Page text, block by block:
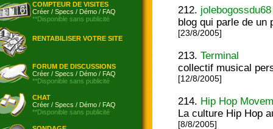
COMPTEUR DE VISITES
Créer / Specs / Démo / FAQ
**Disponible sans publicité
RENTABILISER VOTRE SITE
FORUM DE DISCUSSIONS
Créer / Specs / Démo / FAQ
**Disponible sans publicité
CHAT
Créer / Specs / Démo / FAQ
**Disponible sans publicité
212. jolebogossdu68
blog qui parle de un
[23/8/2005]
213.Terminal
collectif musical
[12/8/2005]
214. Hip Hop
La culture Hip Hop
[8/8/2005]